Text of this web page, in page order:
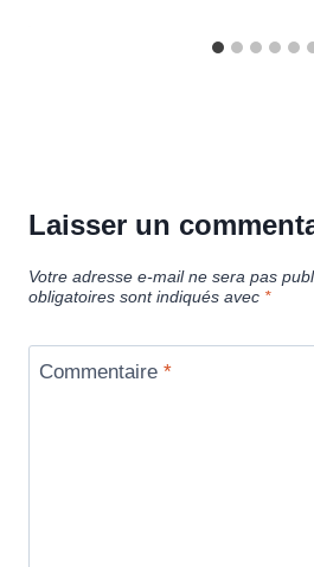
Laisser un
Votre adresse e-mail ne sera pas
obligatoires sont indiqués avec *
Commentaire *